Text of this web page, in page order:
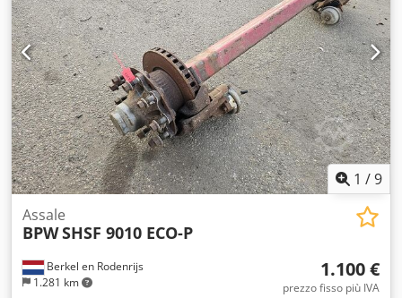
1 /9
Berkel en Rodenrijs
1.281 km
Assale
BPWSHSF 9010 ECO-P
1.100 €
prezzo fisso più IVA